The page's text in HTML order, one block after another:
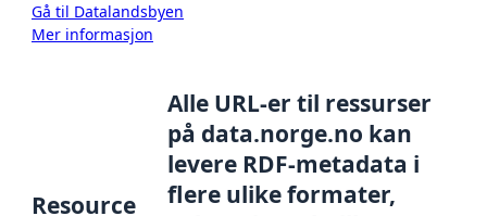
Gå til Datalandsbyen
Mer informasjon
Resource
Alle URL-er til ressurser
på data.norge.no kan
levere RDF-metadata i
flere ulike formater,